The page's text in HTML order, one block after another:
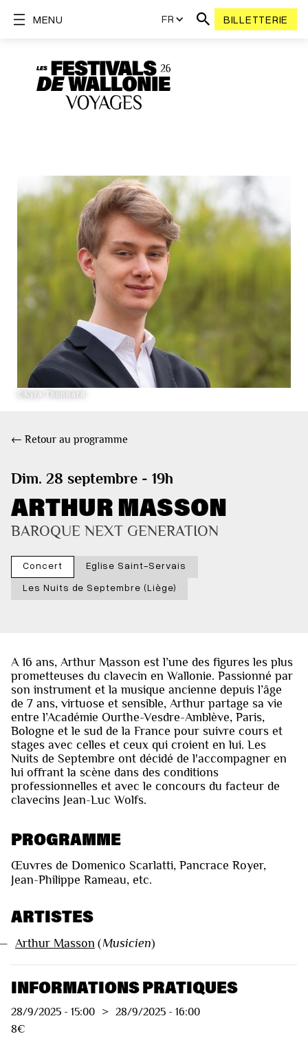
FR BILLETTERIE
MENU
©Kyra Thonnard
← Retour au programme
Dim. 28 septembre - 19h
ARTHUR MASSON
BAROQUE NEXT GENERATION
Concert
Eglise Saint-Servais
Les Nuits de Septembre (Liège)
A 16 ans, Arthur Masson est l’une des figures les plus
prometteuses du clavecin en Wallonie. Passionné par
son instrument et la musique ancienne depuis l’âge
de 7 ans, virtuose et sensible, Arthur partage sa vie
entre l’Académie Ourthe-Vesdre-Amblève, Paris,
Bologne et le sud de la France pour suivre cours et
stages avec celles et ceux qui croient en lui. Les
Nuits de Septembre ont décidé de l'accompagner en
lui offrant la scène dans des conditions
professionnelles et avec le concours du facteur de
clavecins Jean-Luc Wolfs.
PROGRAMME
Œuvres de Domenico Scarlatti, Pancrace Royer,
Jean-Philippe Rameau, etc.
ARTISTES
Arthur Masson (Musicien)
INFORMATIONS PRATIQUES
28/9/2025 - 15:00 > 28/9/2025 - 16:00
8€